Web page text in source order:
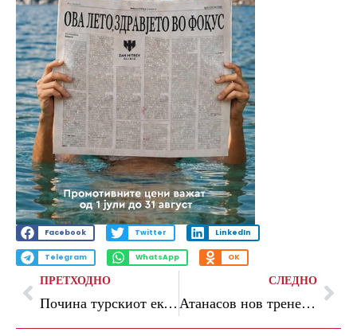
Facebook Twitter LinkedIn
Telegram WhatsApp OK
ПРЕТХОДНО
Почина турскиот економист и поранешен шеф на УНДП Кемал Дервиш
СЛЕДНО
Атанасов нов тренер на Академија Пандев